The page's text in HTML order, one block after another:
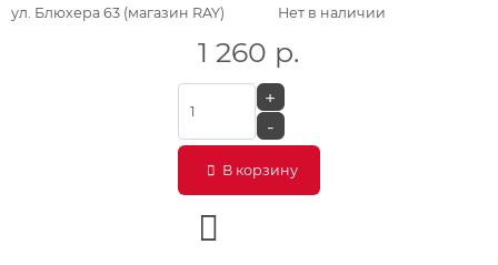
ул. Блюхера 63 (магазин RAY) Нет в наличии
1 260 р.
+
-
В корзину